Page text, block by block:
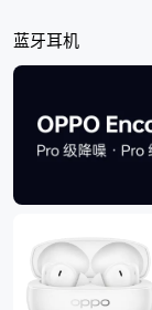
蓝牙耳机